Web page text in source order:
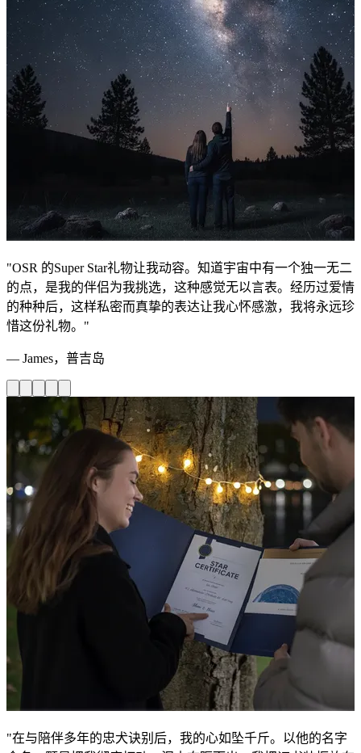
"OSR 的Super Star礼物让我动容。知道宇宙中有一个独一无二
的点，是我的伴侣为我挑选，这种感觉无以言表。经历过爱情
的种种后，这样私密而真挚的表达让我心怀感激，我将永远珍
惜这份礼物。"
— James，普吉岛
"在与陪伴多年的忠犬诀别后，我的心如坠千斤。以他的名字